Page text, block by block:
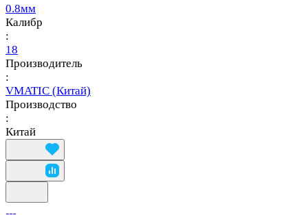
0.8мм
Калибр
:
18
Производитель
:
VMATIC (Китай)
Производство
:
Китай